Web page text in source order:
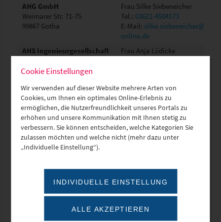
AHG GmbH
Weimarer Str. 71-75
99867 Gotha
Frau Silke Siebeneicher
Tel.: 03621-4504173
E-Mail: silke.siebeneicher@ahg-
online.de
AHS Ingenieurgesellschaft
Gartenstraße 4
Frau Anja Lüdicke
AIB GmbH
Liselotte-Herrmann-Str. 4
02625 Bautzen
Herr Jens Schuster
Tel.:03591-3640
E-Mail:j.schuster@aib-
AIP Architektur Ingenieur
02826 Görlitz
AIP Innenprojekt GmbH
Waldenburger Str. 121
09212 Limbach-Oberfrohna
Herr Michael Weise
E-Mail:m.weise@aip-
innenprojekt.de
Cookie Einstellungen
Wir verwenden auf dieser Website mehrere Arten von
Cookies, um Ihnen ein optimales Online-Erlebnis zu
ermöglichen, die Nutzerfreundlichkeit unseres Portals zu
erhöhen und unsere Kommunikation mit Ihnen stetig zu
verbessern. Sie können entscheiden, welche Kategorien Sie
zulassen möchten und welche nicht (mehr dazu unter
„Individuelle Einstellung“).
INDIVIDUELLE EINSTELLUNG
ALLE AKZEPTIEREN